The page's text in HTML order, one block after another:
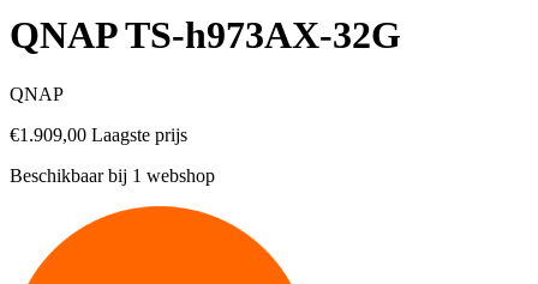
QNAP TS-h973AX-32G
QNAP
€1.909,00 Laagste prijs
Beschikbaar bij 1 webshop